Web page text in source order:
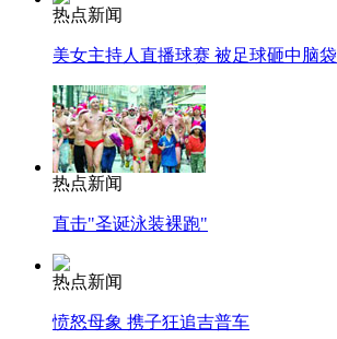
司机酒驾遇交警 急速倒车逃窜
热点新闻
美女主持人直播球赛 被足球砸中脑袋
热点新闻
直击"圣诞泳装裸跑"
热点新闻
愤怒母象 携子狂追吉普车